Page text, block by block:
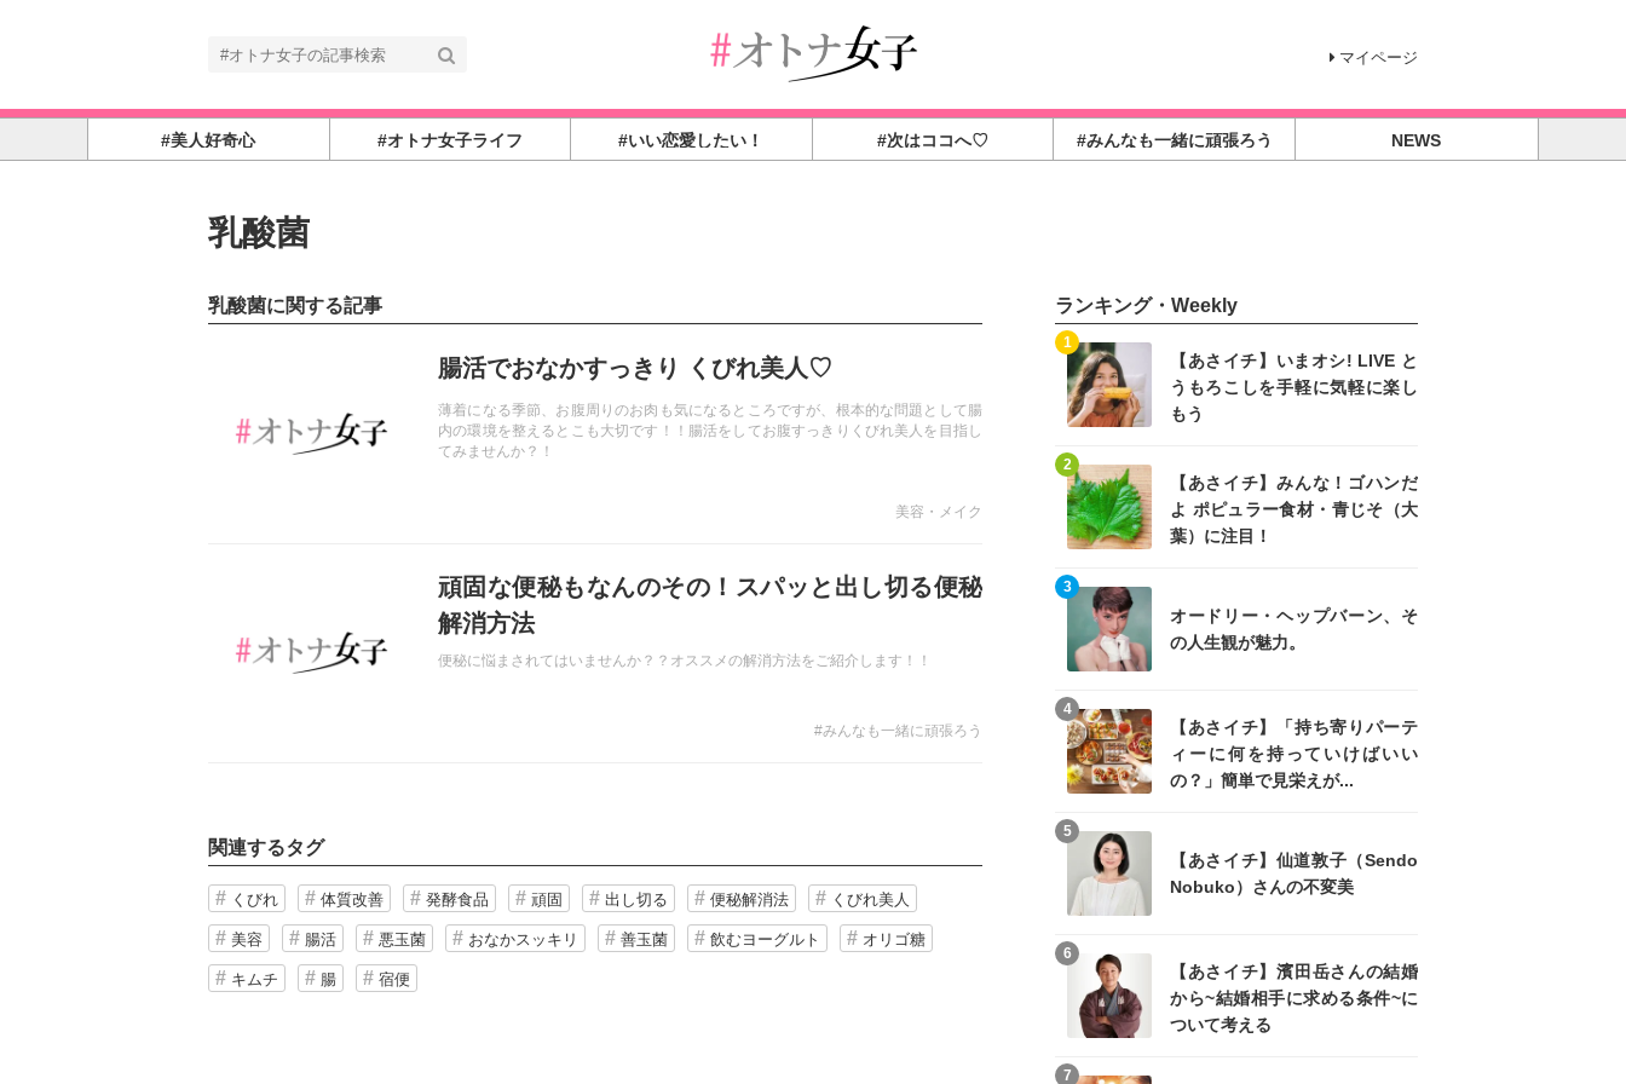
マイページ
#美人好奇心 #オトナ女子ライフ #いい恋愛したい！ #次はココへ♡ #みんなも一緒に頑張ろう NEWS
乳酸菌
乳酸菌に関する記事
腸活でおなかすっきり くびれ美人♡
薄着になる季節、お腹周りのお肉も気になるところですが、根本的な問題として腸
内の環境を整えるとこも大切です！！腸活をしてお腹すっきりくびれ美人を目指し
てみませんか？！
美容・メイク
頑固な便秘もなんのその！スパッと出し切る便秘
解消方法
便秘に悩まされてはいませんか？？オススメの解消方法をご紹介します！！
#みんなも一緒に頑張ろう
関連するタグ
くびれ 体質改善 発酵食品 頑固 出し切る 便秘解消法 くびれ美人
美容 腸活 悪玉菌 おなかスッキリ 善玉菌 飲むヨーグルト オリゴ糖
キムチ 腸 宿便
ランキング・Weekly
【あさイチ】いまオシ! LIVE と
うもろこしを手軽に気軽に楽し
もう
1
【あさイチ】みんな！ゴハンだ
よ ポピュラー食材・青じそ（大
葉）に注目！
2
オードリー・ヘップバーン、そ
の人生観が魅力。
3
【あさイチ】「持ち寄りパーテ
ィーに何を持っていけばいい
の？」簡単で見栄えが...
4
【あさイチ】仙道敦子（Sendo
Nobuko）さんの不変美
5
【あさイチ】濱田岳さんの結婚
から~結婚相手に求める条件~に
ついて考える
6
7